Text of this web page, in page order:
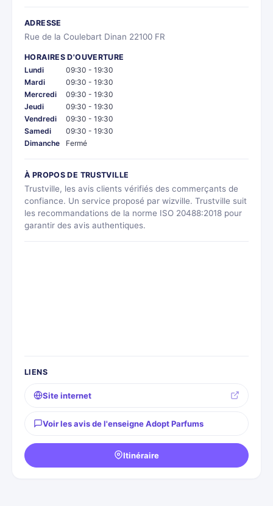
ADRESSE
Rue de la Coulebart Dinan 22100 FR
HORAIRES D'OUVERTURE
Lundi
09:30 - 19:30
Mardi
09:30 - 19:30
Mercredi
09:30 - 19:30
Jeudi
09:30 - 19:30
Vendredi
09:30 - 19:30
Samedi
09:30 - 19:30
Dimanche
Fermé
À PROPOS DE TRUSTVILLE
Trustville, les avis clients vérifiés des commerçants de
confiance. Un service proposé par wizville. Trustville suit
les recommandations de la norme ISO 20488:2018 pour
garantir des avis authentiques.
LIENS
Site internet
Voir les avis de l'enseigne Adopt Parfums
Itinéraire